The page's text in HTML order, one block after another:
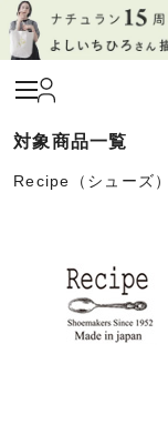
Recipe（シューズ